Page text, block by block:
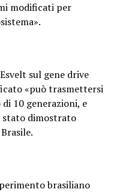
modificati per
sul gene drive
«può trasmettersi
10 generazioni, e
stato dimostrato
brasiliano